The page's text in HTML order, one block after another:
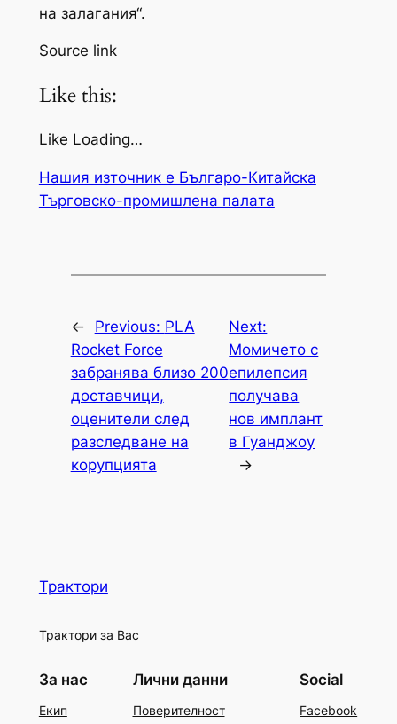
на залагания“.
Source link
Like this:
Like Loading…
Нашия източник е Българо-Китайска
Търговско-промишлена палaта
← Previous: PLA
Rocket Force
забранява близо 200
доставчици,
оценители след
разследване на
корупцията
Next:
Момичето с
епилепсия
получава
нов имплант
в Гуанджоу
→
Трактори
Трактори за Вас
За нас
Екип
Лични данни
Поверителност
Social
Facebook